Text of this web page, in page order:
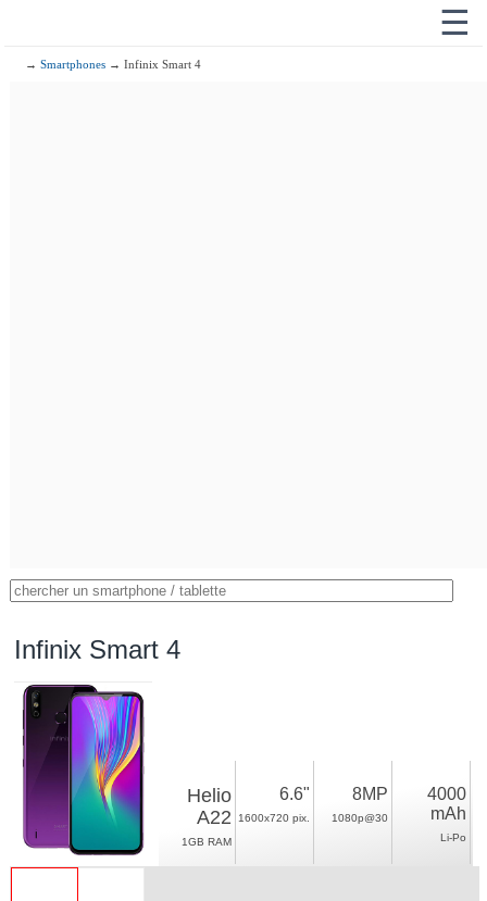
☰
→Smartphones → Infinix Smart 4
Infinix Smart 4
Helio
A22
1GB RAM
6.6"
1600x720 pix.
8MP
1080p@30
4000
mAh
Li-Po